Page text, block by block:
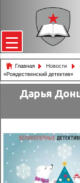
Главная Новости
«Рождественский детектив»
Дарья